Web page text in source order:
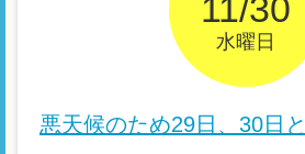
11/30
水曜日
悪天候のため29日、30日